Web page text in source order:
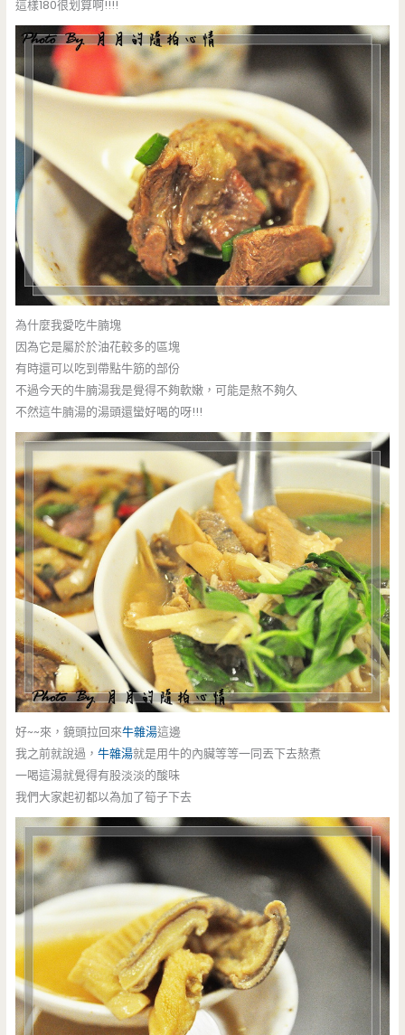
這樣180很划算啊!!!!
為什麼我愛吃牛腩塊
因為它是屬於於油花較多的區塊
有時還可以吃到帶點牛筋的部份
不過今天的牛腩湯我是覺得不夠軟嫩，可能是熬不夠久
不然這牛腩湯的湯頭還蠻好喝的呀!!!
好~~來，鏡頭拉回來牛雜湯這邊
我之前就說過，牛雜湯就是用牛的內臟等等一同丟下去熬煮
一喝這湯就覺得有股淡淡的酸味
我們大家起初都以為加了筍子下去